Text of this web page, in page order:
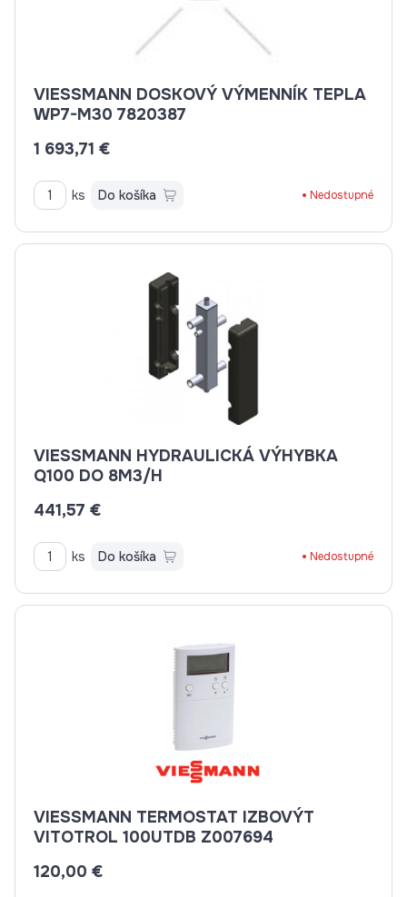
VIESSMANN DOSKOVÝ VÝMENNÍK TEPLA
WP7-M30 7820387
1 693,71 €
ks Do košíka Nedostupné
VIESSMANN HYDRAULICKÁ VÝHYBKA
Q100 DO 8M3/H
441,57 €
ks Do košíka Nedostupné
VIESSMANN TERMOSTAT IZBOVÝT
VITOTROL 100UTDB Z007694
120,00 €